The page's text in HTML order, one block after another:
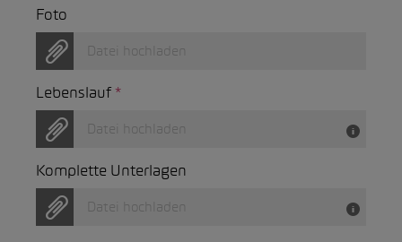
Foto
Datei hochladen
Lebenslauf *
Datei hochladen
Komplette Unterlagen
Datei hochladen